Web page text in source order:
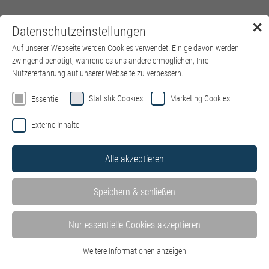
Menü
Willkommen auf der Jobbörse von
kbo – Kliniken des Bezirks
Oberbayern
Hier finden Sie alle Stellenangebote in unseren Kliniken und
Einrichtungen – wohnortnah in ganz Oberbayern. Mit Klick auf
die einzelnen Kliniken können Sie die dort ausgeschriebenen
Stellenangebote ganz einfach filtern.
Stellen der IT des Bezirks Oberbayern GmbH finden Sie hier auf
Website der IT.
Bewerben Sie sich jetzt alsHR Systems Specialist (m/w/d) –
Schwerpunkt P&I LOGA.
✕
Datenschutzeinstellungen
Auf unserer Webseite werden Cookies verwendet. Einige davon werden
zwingend benötigt, während es uns andere ermöglichen, Ihre
Nutzererfahrung auf unserer Webseite zu verbessern.
Essentiell Statistik Cookies Marketing Cookies
Externe Inhalte
Alle akzeptieren
Speichern & schließen
Nur essentielle Cookies akzeptieren
Weitere Informationen anzeigen